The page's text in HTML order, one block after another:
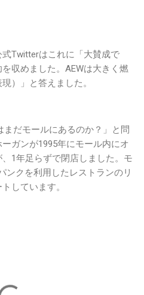
Twitterはこれに「大賛成で
収めました。AEWは大きく燃
）」と答えました。
だモールにあるのか？」と問
ガンが1995年にモール内にオ
1年足らずで閉店しました。モ
ンクを利用したレストランのリ
しています。